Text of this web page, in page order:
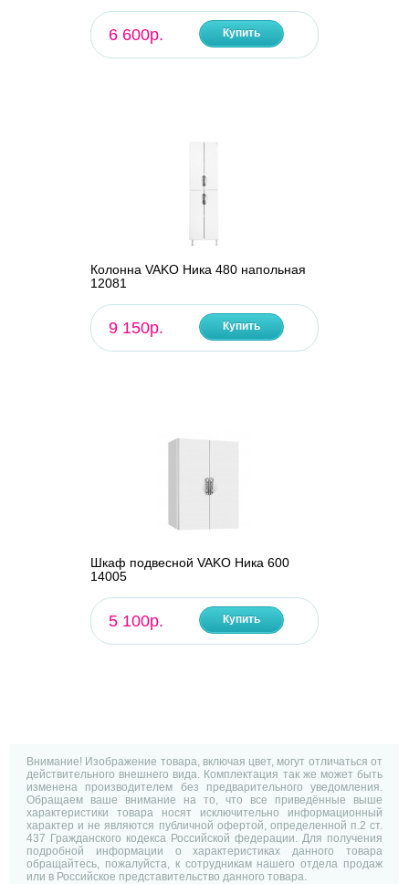
6 600р. Купить
Колонна VAKO Ника 480 напольная
12081
9 150р. Купить
Шкаф подвесной VAKO Ника 600
14005
5 100р. Купить
Внимание! Изображение товара, включая цвет, могут отличаться от
действительного внешнего вида. Комплектация так же может быть
изменена производителем без предварительного уведомления.
Обращаем ваше внимание на то, что все приведённые выше
характеристики товара носят исключительно информационный
характер и не являются публичной офертой, определенной п.2 ст.
437 Гражданского кодекса Российской федерации. Для получения
подробной информации о характеристиках данного товара
обращайтесь, пожалуйста, к сотрудникам нашего отдела продаж
или в Российское представительство данного товара.